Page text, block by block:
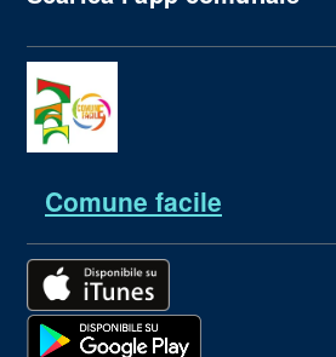
Comune facile